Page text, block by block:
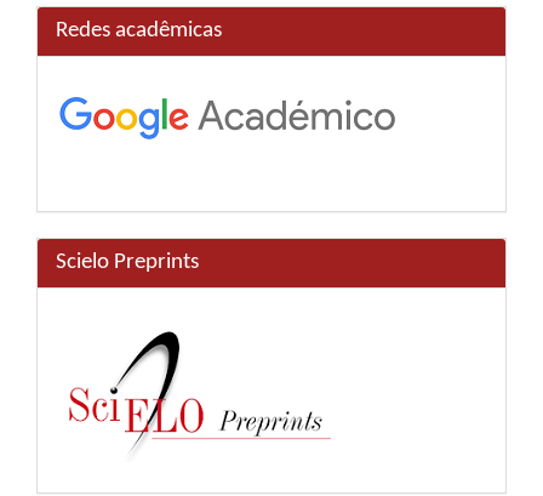
Redes acadêmicas
Scielo Preprints